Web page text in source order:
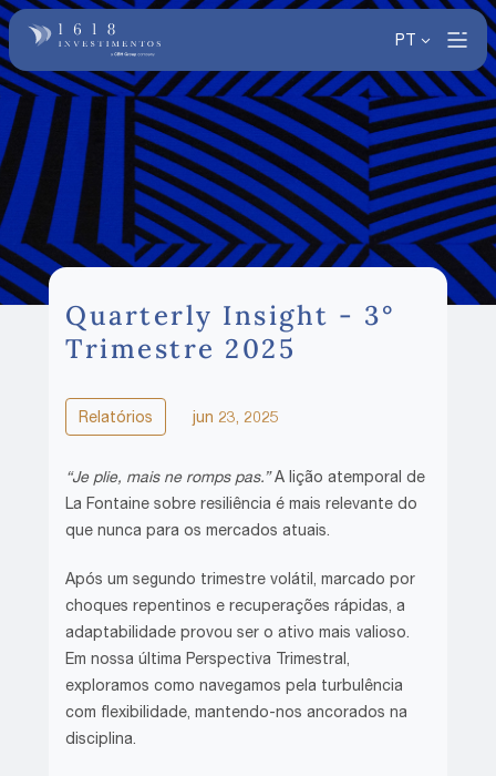
PT
Quarterly Insight - 3°
Trimestre 2025
Relatórios jun 23, 2025
“Je plie, mais ne romps pas.”A lição atemporal de
La Fontaine sobre resiliência é mais relevante do
que nunca para os mercados atuais.
Após um segundo trimestre volátil, marcado por
choques repentinos e recuperações rápidas, a
adaptabilidade provou ser o ativo mais valioso.
Em nossa última Perspectiva Trimestral,
exploramos como navegamos pela turbulência
com flexibilidade, mantendo-nos ancorados na
disciplina.